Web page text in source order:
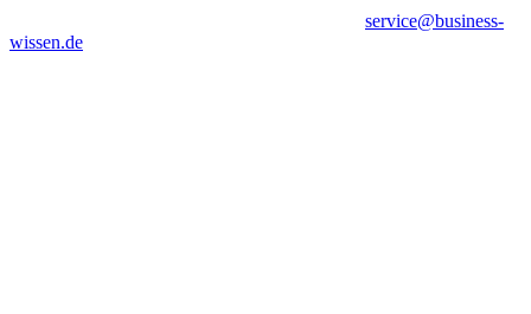
service@business-
wissen.de